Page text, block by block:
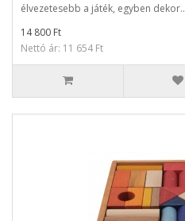
élvezetesebb a játék, egyben dekor..
14 800 Ft
Nettó ár: 11 654 Ft